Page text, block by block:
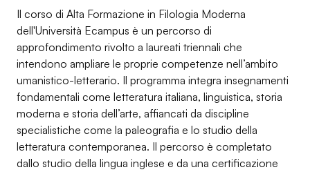
Il corso di Alta Formazione in Filologia Moderna
dell'Università Ecampus è un percorso di
approfondimento rivolto a laureati triennali che
intendono ampliare le proprie competenze nell’ambito
umanistico-letterario. Il programma integra insegnamenti
fondamentali come letteratura italiana, linguistica, storia
moderna e storia dell’arte, affiancati da discipline
specialistiche come la paleografia e lo studio della
letteratura contemporanea. Il percorso è completato
dallo studio della lingua inglese e da una certificazione